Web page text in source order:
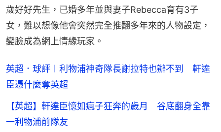
歲好好先生，已婚多年並與妻子Rebecca育有3子
女，難以想像他會突然完全推翻多年來的人物設定，
變臉成為網上情緣玩家。
英超．球評︱利物浦神奇隊長謝拉特也辦不到 軒達
臣憑什麼奪英超
【英超】軒達臣憶如瘋子狂奔的歲月 谷底翻身全靠
一利物浦前隊友